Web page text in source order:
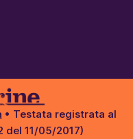
• Testata registrata al
del 11/05/2017)